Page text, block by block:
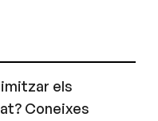
els
Coneixes